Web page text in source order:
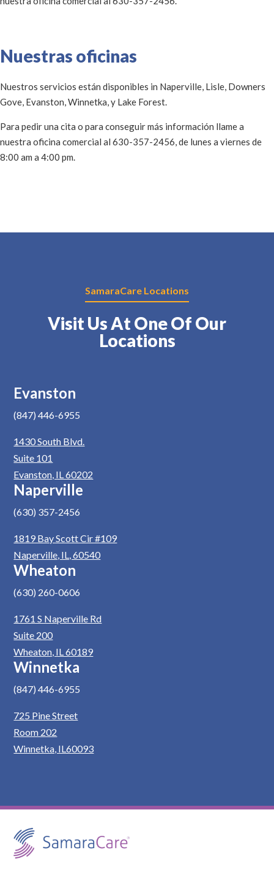
Nuestras oficinas
Nuestros servicios están disponibles in Naperville, Lisle, Downers
Gove, Evanston, Winnetka, y Lake Forest.
Para pedir una cita o para conseguir más información llame a
nuestra oficina comercial al 630-357-2456, de lunes a viernes de
8:00 am a 4:00 pm.
SamaraCare Locations
Visit Us At One Of Our
Locations
Evanston
(847) 446-6955
1430 South Blvd.
Suite 101
Evanston, IL 60202
Naperville
(630) 357-2456
1819 Bay Scott Cir #109
Naperville, IL, 60540
Wheaton
(630) 260-0606
1761 S Naperville Rd
Suite 200
Wheaton, IL 60189
Winnetka
(847) 446-6955
725 Pine Street
Room 202
Winnetka, IL60093